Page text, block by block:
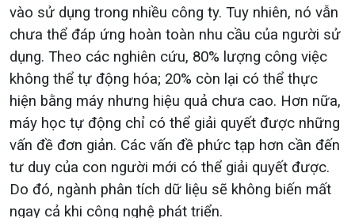
vào sử dụng trong nhiều công ty. Tuy nhiên, nó vẫn
chưa thể đáp ứng hoàn toàn nhu cầu của người sử
dụng. Theo các nghiên cứu, 80% lượng công việc
không thể tự động hóa; 20% còn lại có thể thực
hiện bằng máy nhưng hiệu quả chưa cao. Hơn nữa,
máy học tự động chỉ có thể giải quyết được những
vấn đề đơn giản. Các vấn đề phức tạp hơn cần đến
tư duy của con người mới có thể giải quyết được.
Do đó, ngành phân tích dữ liệu sẽ không biến mất
ngay cả khi công nghệ phát triển.